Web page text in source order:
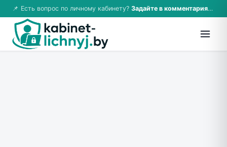
📌 Есть вопрос по личному кабинету? Задайте в комментариях — ответим!